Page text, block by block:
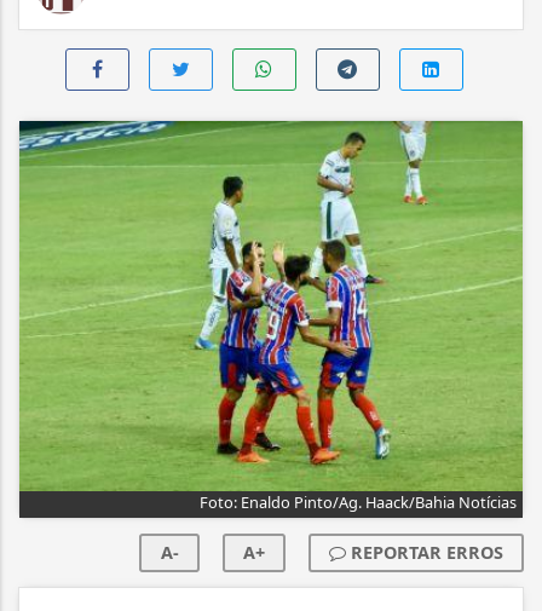
Foto: Enaldo Pinto/Ag. Haack/Bahia Notícias
A- A+ REPORTAR ERROS